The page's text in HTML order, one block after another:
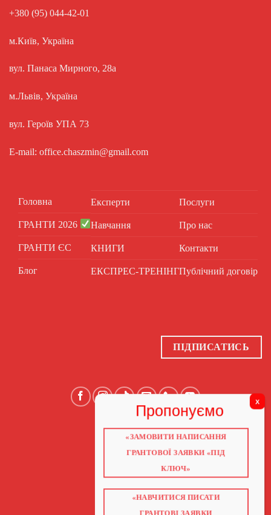
+380 (95) 044-42-01
м.Київ, Україна
вул. Панаса Мирного, 28а
м.Львів, Україна
вул. Героїв УПА 73
E-mail: office.chaszmin@gmail.com
Головна
ГРАНТИ 2026
ГРАНТИ ЄС
Блог
Експерти
Навчання
КНИГИ
ЕКСПРЕС-ТРЕНІНГ
Послуги
Про нас
Контакти
Публічний договір
ПІДПИСАТИСЬ
ГОЛОВНА
ПРО НАС
ГРАНТИ 2026
НАВЧАННЯ
КНИГИ
«ЗАМОВИТИ НАПИСАННЯ
ГРАНТОВОЇ ЗАЯВКИ «ПІД
КЛЮЧ»
«НАВЧИТИСЯ ПИСАТИ